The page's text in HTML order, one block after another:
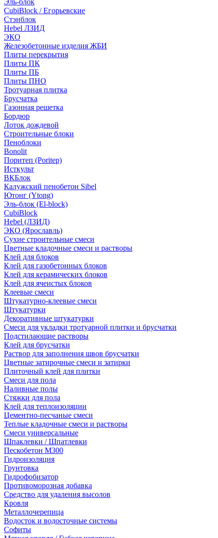
Эль-блок
CubiBlock / Егорьевские
Стэнблок
Hebel ЛЗИД
ЭКО
Железобетонные изделия ЖБИ
Плиты перекрытия
Плиты ПК
Плиты ПБ
Плиты ПНО
Тротуарная плитка
Брусчатка
Газонная решетка
Бордюр
Лоток дождевой
Строительные блоки
Пеноблоки
Bonolit
Поритеп (Poritep)
Исткульт
ВКБлок
Калужский пенобетон Sibel
Ютонг (Ytong)
Эль-блок (El-block)
CubiBlock
Hebel (ЛЗИД)
ЭКО (Ярославль)
Сухие строительные смеси
Цветные кладочные смеси и растворы
Клей для блоков
Клей для газобетонных блоков
Клей для керамических блоков
Клей для ячеистых блоков
Клеевые смеси
Штукатурно-клеевые смеси
Штукатурки
Декоративные штукатурки
Смеси для укладки тротуарной плитки и брусчатки
Подстилающие растворы
Клей для брусчатки
Раствор для заполнения швов брусчатки
Цветные затирочные смеси и затирки
Плиточный клей для плитки
Смеси для пола
Наливные полы
Стяжки для пола
Клей для теплоизоляции
Цементно-песчаные смеси
Теплые кладочные смеси и растворы
Смеси универсальные
Шпаклевки / Шпатлевки
Пескобетон М300
Гидроизоляция
Грунтовка
Гидрофобизатор
Противоморозная добавка
Средство для удаления высолов
Кровля
Металлочерепица
Водосток и водосточные системы
Софиты